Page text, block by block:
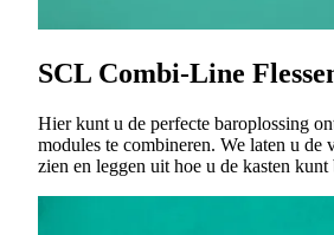
SCL Combi-Line
Hier kunt u de perfecte baroplossing
modules te combineren. We laten u de
zien en leggen uit hoe u de kasten kunt